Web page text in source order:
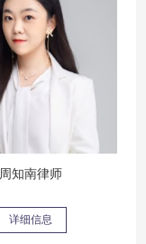
周知南律师
详细信息